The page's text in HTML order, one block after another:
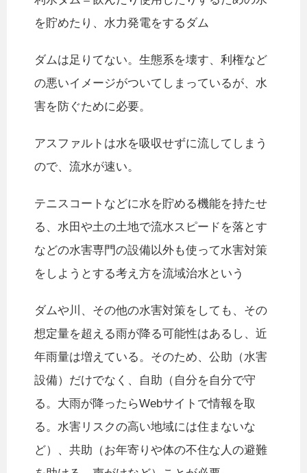
を貯めたり、水力発電をするダム
ダムは足りてない。生態系を壊す、利権など
の悪いイメージがついてしまっているが、水
害を防ぐために必要。
アスファルトは水を吸収せずに流してしまう
ので、流水が速い。
テニスコートなどに水を貯める機能を持たせ
る、水田や土の土地で流水スピードを落とす
などの水害専門の設備以外も使って水害対策
をしようとする考え方を流域治水という
ダムや川、その他の水害対策をしても、その
想定量を超える雨が降る可能性はあるし、近
年雨量は増えている。そのため、公助（水害
設備）だけでなく、自助（自分を自分で守
る。大雨が降ったらWebサイトで情報を取
る。水害リスクの高い地域には住まないな
ど）、共助（お年寄りや体の不住な人の避難